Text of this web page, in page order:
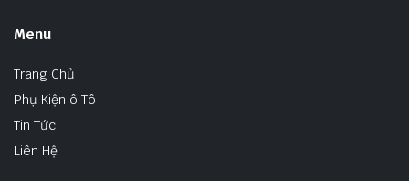
Menu
Trang Chủ
Phụ Kiện ô Tô
Tin Tức
Liên Hệ